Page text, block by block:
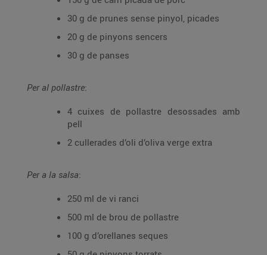
30 g de prunes sense pinyol, picades
20 g de pinyons sencers
30 g de panses
Per al pollastre:
4 cuixes de pollastre desossades amb
pell
2 cullerades d’oli d’oliva verge extra
Per a la salsa:
250 ml de vi ranci
500 ml de brou de pollastre
100 g d’orellanes seques